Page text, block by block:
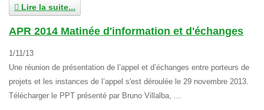
Lire la suite...
APR 2014 Matinée d'information et d'échanges
1/11/13
Une réunion de présentation de l’appel et d’échanges entre porteurs de
projets et les instances de l’appel s'est déroulée le 29 novembre 2013.
Télécharger le PPT présenté par Bruno Villalba, ...